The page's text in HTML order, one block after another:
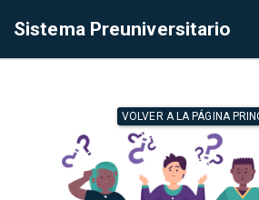
Sistema Preuniversitario
VOLVER A LA PÁGINA